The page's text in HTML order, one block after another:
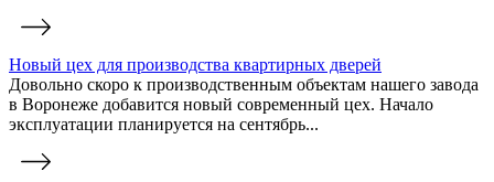
Новый цех для производства квартирных дверей
Довольно скоро к производственным объектам нашего завода
в Воронеже добавится новый современный цех. Начало
эксплуатации планируется на сентябрь...